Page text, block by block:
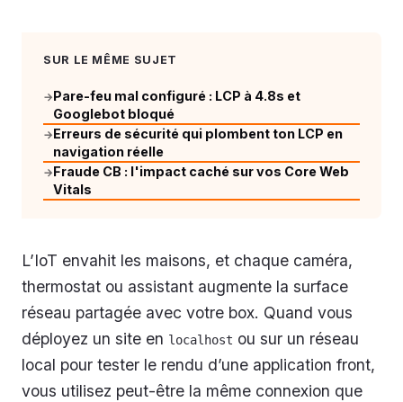
SUR LE MÊME SUJET
→Pare-feu mal configuré : LCP à 4.8s et
Googlebot bloqué
→Erreurs de sécurité qui plombent ton LCP en
navigation réelle
→Fraude CB : l'impact caché sur vos Core Web
Vitals
L’IoT envahit les maisons, et chaque caméra,
thermostat ou assistant augmente la surface
réseau partagée avec votre box. Quand vous
déployez un site en localhost ou sur un réseau
local pour tester le rendu d’une application front,
vous utilisez peut-être la même connexion que